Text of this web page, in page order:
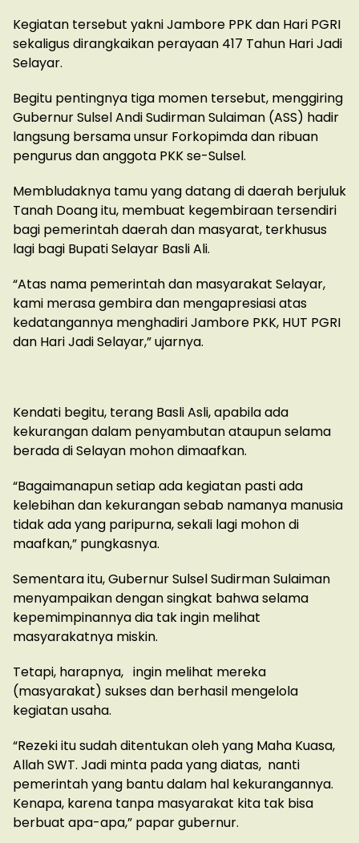
Kegiatan tersebut yakni Jambore PPK dan Hari PGRI
sekaligus dirangkaikan perayaan 417 Tahun Hari Jadi
Selayar.
Begitu pentingnya tiga momen tersebut, menggiring
Gubernur Sulsel Andi Sudirman Sulaiman (ASS) hadir
langsung bersama unsur Forkopimda dan ribuan
pengurus dan anggota PKK se-Sulsel.
Membludaknya tamu yang datang di daerah berjuluk
Tanah Doang itu, membuat kegembiraan tersendiri
bagi pemerintah daerah dan masyarat, terkhusus
lagi bagi Bupati Selayar Basli Ali.
“Atas nama pemerintah dan masyarakat Selayar,
kami merasa gembira dan mengapresiasi atas
kedatangannya menghadiri Jambore PKK, HUT PGRI
dan Hari Jadi Selayar,” ujarnya.
Kendati begitu, terang Basli Asli, apabila ada
kekurangan dalam penyambutan ataupun selama
berada di Selayan mohon dimaafkan.
“Bagaimanapun setiap ada kegiatan pasti ada
kelebihan dan kekurangan sebab namanya manusia
tidak ada yang paripurna, sekali lagi mohon di
maafkan,” pungkasnya.
Sementara itu, Gubernur Sulsel Sudirman Sulaiman
menyampaikan dengan singkat bahwa selama
kepemimpinannya dia tak ingin melihat
masyarakatnya miskin.
Tetapi, harapnya, ingin melihat mereka
(masyarakat) sukses dan berhasil mengelola
kegiatan usaha.
“Rezeki itu sudah ditentukan oleh yang Maha Kuasa,
Allah SWT. Jadi minta pada yang diatas, nanti
pemerintah yang bantu dalam hal kekurangannya.
Kenapa, karena tanpa masyarakat kita tak bisa
berbuat apa-apa,” papar gubernur.